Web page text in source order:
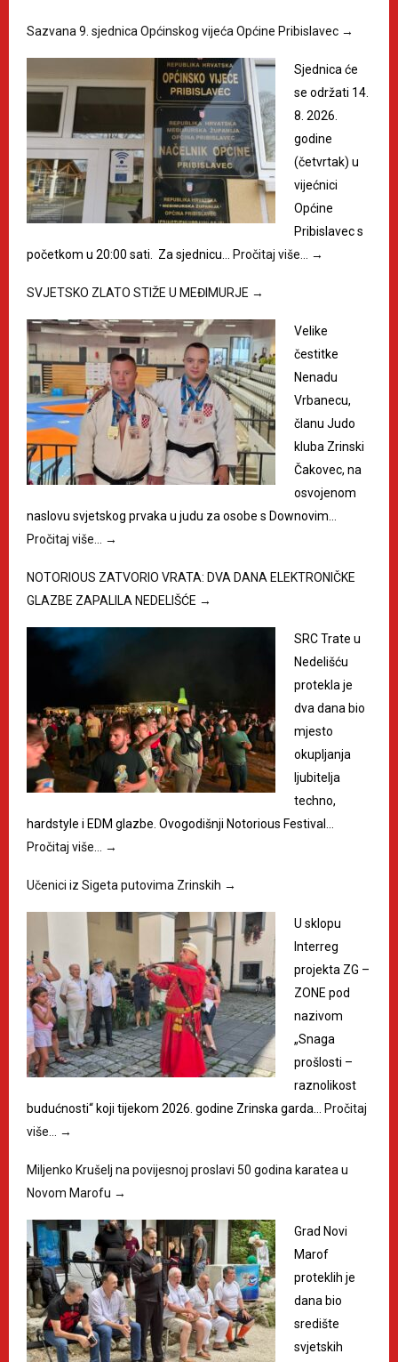
Sazvana 9. sjednica Općinskog vijeća Općine Pribislavec →
Sjednica će
se održati 14.
8. 2026.
godine
(četvrtak) u
vijećnici
Općine
Pribislavec s
početkom u 20:00 sati. Za sjednicu… Pročitaj više… →
SVJETSKO ZLATO STIŽE U MEĐIMURJE →
Velike
čestitke
Nenadu
Vrbanecu,
članu Judo
kluba Zrinski
Čakovec, na
osvojenom
naslovu svjetskog prvaka u judu za osobe s Downovim…
Pročitaj više… →
NOTORIOUS ZATVORIO VRATA: DVA DANA ELEKTRONIČKE
GLAZBE ZAPALILA NEDELIŠĆE →
SRC Trate u
Nedelišću
protekla je
dva dana bio
mjesto
okupljanja
ljubitelja
techno,
hardstyle i EDM glazbe. Ovogodišnji Notorious Festival…
Pročitaj više… →
Učenici iz Sigeta putovima Zrinskih →
U sklopu
Interreg
projekta ZG –
ZONE pod
nazivom
„Snaga
prošlosti –
raznolikost
budućnosti“ koji tijekom 2026. godine Zrinska garda… Pročitaj
više… →
Miljenko Krušelj na povijesnoj proslavi 50 godina karatea u
Novom Marofu →
Grad Novi
Marof
proteklih je
dana bio
središte
svjetskih